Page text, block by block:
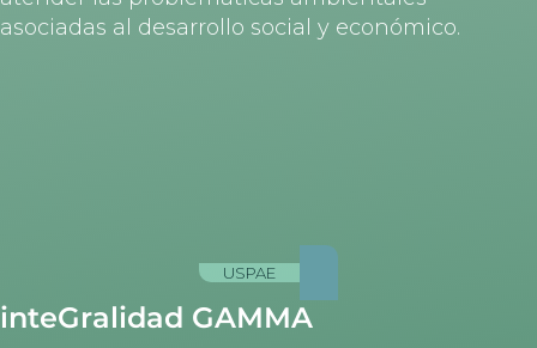
asociadas al desarrollo social y económico.
USPAE
inteGralidad GAMMA